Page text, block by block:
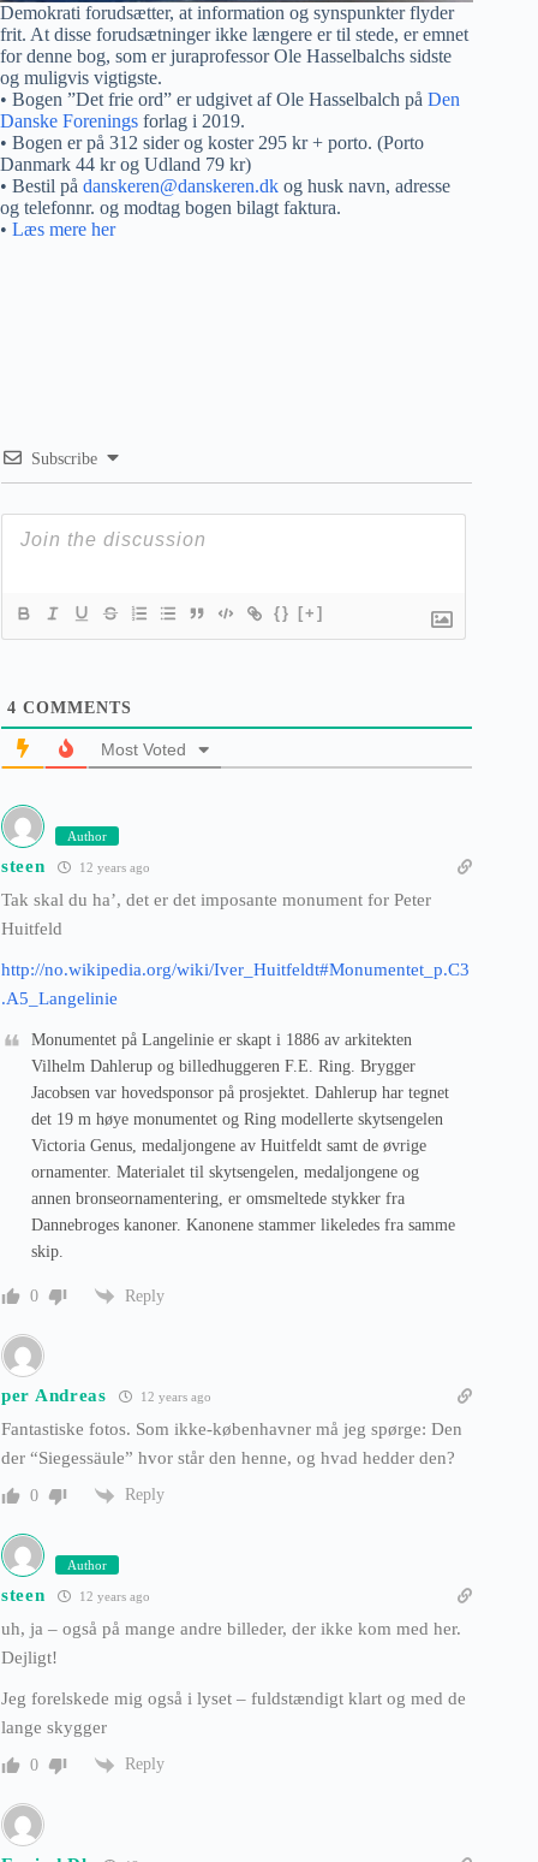
Demokrati forudsætter, at information og synspunkter flyder
frit. At disse forudsætninger ikke længere er til stede, er emnet
for denne bog, som er juraprofessor Ole Hasselbalchs sidste
og muligvis vigtigste.
• Bogen ”Det frie ord” er udgivet af Ole Hasselbalch på Den
Danske Forenings forlag i 2019.
• Bogen er på 312 sider og koster 295 kr + porto. (Porto
Danmark 44 kr og Udland 79 kr)
• Bestil på danskeren@danskeren.dk og husk navn, adresse
og telefonnr. og modtag bogen bilagt faktura.
• Læs mere her
Subscribe
{} [+]
4 COMMENTS
Most Voted
Author
steen 12 years ago
Tak skal du ha’, det er det imposante monument for Peter
Huitfeld
http://no.wikipedia.org/wiki/Iver_Huitfeldt#Monumentet_p.C3
.A5_Langelinie
Monumentet på Langelinie er skapt i 1886 av arkitekten
Vilhelm Dahlerup og billedhuggeren F.E. Ring. Brygger
Jacobsen var hovedsponsor på prosjektet. Dahlerup har tegnet
det 19 m høye monumentet og Ring modellerte skytsengelen
Victoria Genus, medaljongene av Huitfeldt samt de øvrige
ornamenter. Materialet til skytsengelen, medaljongene og
annen bronseornamentering, er omsmeltede stykker fra
Dannebroges kanoner. Kanonene stammer likeledes fra samme
skip.
0 Reply
per Andreas 12 years ago
Fantastiske fotos. Som ikke-københavner må jeg spørge: Den
der “Siegessäule” hvor står den henne, og hvad hedder den?
0 Reply
Author
steen 12 years ago
uh, ja – også på mange andre billeder, der ikke kom med her.
Dejligt!
Jeg forelskede mig også i lyset – fuldstændigt klart og med de
lange skygger
0 Reply